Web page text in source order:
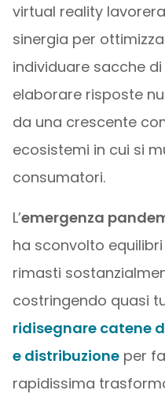
virtual reality
sinergia per
individuare sacche
elaborare risposte
da una crescente
ecosistemi in cui si
consumatori.
L’emergenza
ha sconvolto
rimasti
costringendo quasi
ridisegnare catene
e distribuzioneper
rapidissima